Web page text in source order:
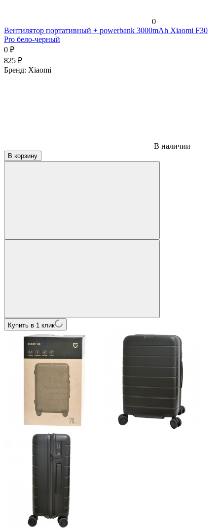
0
Вентилятор портативный + powerbank 3000mAh Xiaomi F30
Pro бело-черный
0 ₽
825 ₽
Бренд: Xiaomi
В наличии
В корзину
Купить в 1 клик